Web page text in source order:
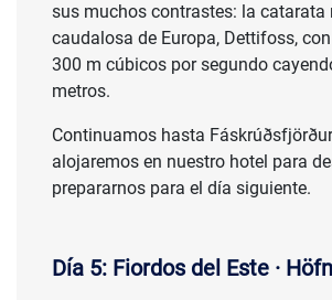
sus muchos contrastes: la catarata
caudalosa de Europa, Dettifoss,
300 m cúbicos por segundo
metros.
Continuamos hasta
alojaremos en nuestro hotel para
prepararnos para el día siguiente.
Día 5: Fiordos del Este · Höfn